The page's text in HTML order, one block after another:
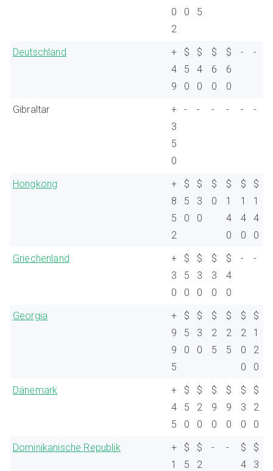
0
2
0
5
Deutschland
+
4
9
$
5
0
$
4
0
$
6
0
$
6
0
- -
Gibraltar
+
3
5
0
- - - - - -
Hongkong
+
8
5
2
$
5
0
$
3
0
$
0
$
1
4
0
$
1
4
0
$
1
4
0
Griechenland
+
3
0
$
5
0
$
3
0
$
3
0
$
4
0
- -
Georgia
+
9
9
5
$
5
0
$
3
0
$
2
5
$
2
5
$
2
0
0
$
1
2
0
Dänemark
+
4
5
$
5
0
$
2
0
$
9
0
$
9
0
$
3
0
$
2
0
Dominikanische Republik
+
1
$
5
$
2
- -
$
4
$
3